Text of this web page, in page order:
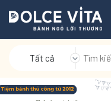
Tất cả